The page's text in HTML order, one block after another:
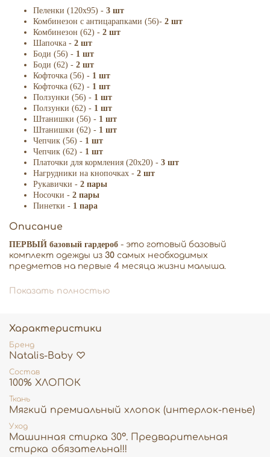
Пеленки (120х95) - 3 шт
Комбинезон с антицарапками (56)- 2 шт
Комбинезон (62) - 2 шт
Шапочка - 2 шт
Боди (56) - 1 шт
Боди (62) - 2 шт
Кофточка (56) - 1 шт
Кофточка (62) - 1 шт
Ползунки (56) - 1 шт
Ползунки (62) - 1 шт
Штанишки (56) - 1 шт
Штанишки (62) - 1 шт
Чепчик (56) - 1 шт
Чепчик (62) - 1 шт
Платочки для кормления (20х20) - 3 шт
Нагрудники на кнопочках - 2 шт
Рукавички - 2 пары
Носочки - 2 пары
Пинетки - 1 пара
Описание
ПЕРВЫЙ базовый гардероб - это готовый базовый
комплект одежды из 30 самых необходимых
предметов на первые 4 месяца жизни малыша.
Без внутренних швов.
В комплектации имеется слип и шапочка с милым
золотистым принтом "Реснички" - комплект отлично
подойдет для выписки из роддома.
♡Гардероб упакован в
виде чемоданчика золотистого цвета с прозрачным
окном - для трогательной, восхитительной и
незабываемой распаковки первой одежды своего
малыша.
♡Для безопасной транспортировки - бокс
дополнительно упакован в трехслойную воздушно-
Показать полностью
Характеристики
Бренд
Natalis-Baby ♡
Состав
100% ХЛОПОК
Ткань
Мягкий премиальный хлопок (интерлок-пенье)
Уход
Машинная стирка 30°. Предварительная
стирка обязательна!!!